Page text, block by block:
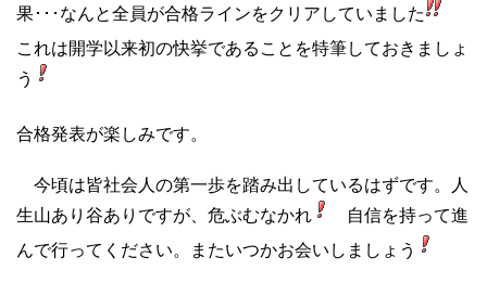
果･･･なんと全員が合格ラインをクリアしていました
これは開学以来初の快挙であることを特筆しておきましょ
う
合格発表が楽しみです。
今頃は皆社会人の第一歩を踏み出しているはずです。人
生山あり谷ありですが、危ぶむなかれ
自信を持って進
んで行ってください。またいつかお会いしましょう